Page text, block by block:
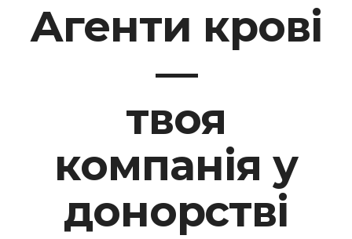
Агенти крові
—
твоя
компанія у
донорстві